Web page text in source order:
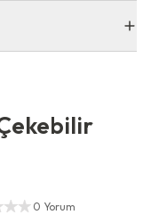
Satıcı
0 Yorum